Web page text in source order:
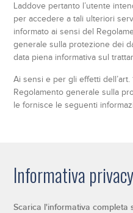
Laddove pertanto l’utente
per accedere a tali ulteriori
informato ai sensi del
generale sulla protezione dei
data piena informativa sul
Ai sensi e per gli effetti
Regolamento generale sulla
le fornisce le seguenti
Informativa privacy
Scarica l'informativa